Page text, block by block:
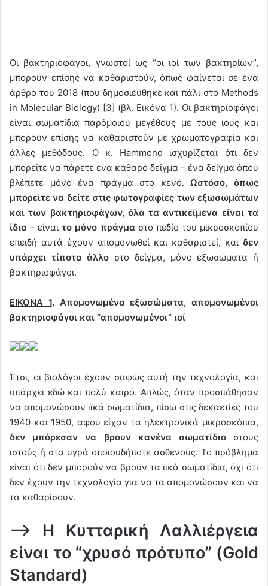
Οι βακτηριοφάγοι, γνωστοί ως “οι ιοί των βακτηρίων”,
μπορούν επίσης να καθαριστούν, όπως φαίνεται σε ένα
άρθρο του 2018 (που δημοσιεύθηκε και πάλι στο Methods
in Molecular Biology) [3] (βλ. Εικόνα 1). Οι βακτηριοφάγοι
είναι σωματίδια παρόμοιου μεγέθους με τους ιούς και
μπορούν επίσης να καθαριστούν με χρωματογραφία και
άλλες μεθόδους. Ο κ. Hammond ισχυρίζεται ότι δεν
μπορείτε να πάρετε ένα καθαρό δείγμα – ένα δείγμα όπου
βλέπετε μόνο ένα πράγμα στο κενό.Ωστόσο, όπως
μπορείτε να δείτε στις φωτογραφίες των εξωσωμάτων
και των βακτηριοφάγων, όλα τα αντικείμενα είναι τα
ίδια– είναιτο μόνο πράγμα στο πεδίο του μικροσκοπίου
επειδή αυτά έχουν απομονωθεί και καθαριστεί, και δεν
υπάρχει τίποτα άλλο στο δείγμα, μόνο εξωσώματα ή
βακτηριοφάγοι.
ΕΙΚΟΝΑ 1. Απομονωμένα εξωσώματα, απομονωμένοι
βακτηριοφάγοι και “απομονωμένοι” ιοί
Έτσι, οι βιολόγοι έχουν σαφώς αυτή την τεχνολογία, και
υπάρχει εδώ και πολύ καιρό. Απλώς, όταν προσπάθησαν
να απομονώσουν ιϊκά σωματίδια, πίσω στις δεκαετίες του
1940 και 1950, αφού είχαν τα ηλεκτρονικά μικροσκόπια,
δεν μπόρεσαν να βρουν κανένα σωματίδιοστους
ιστούς ή στα υγρά οποιουδήποτε ασθενούς. Το πρόβλημα
είναι ότι δεν μπορούν να βρουν τα ιικά σωματίδια, όχι ότι
δεν έχουν την τεχνολογία για να τα απομονώσουν και να
τα καθαρίσουν.
–> Η Κυτταρική Λαλλιέργεια
είναι το “χρυσό πρότυπο” (Gold
Standard)